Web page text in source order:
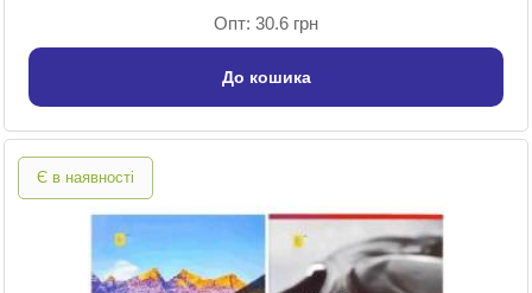
Опт: 30.6 грн
До кошика
Є в наявності